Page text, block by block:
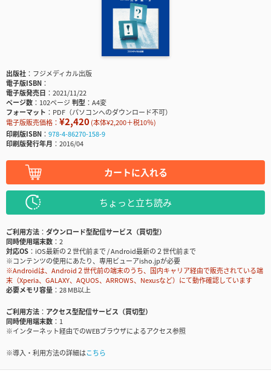
出版社
フジメディカル出版
電子版ISBN
電子版発売日
2021/11/22
ページ数
102ページ判型
A4変
フォーマット
PDF（パソコンへのダウンロード不可）
電子版販売価格： ¥2,420(本体¥2,200＋税10％)
印刷版ISBN
978-4-86270-158-9
印刷版発行年月
2016/04
カートに入れる
ちょっと立ち読み
ご利用方法
ダウンロード型配信サービス（買切型）
同時使用端末数
2
対応OS
iOS最新の２世代前まで / Android最新の２世代前まで
※コンテンツの使用にあたり、専用ビューアisho.jpが必要
※Androidは、Android２世代前の端末のうち、国内キャリア経由で販売されている端
末（Xperia、GALAXY、AQUOS、ARROWS、Nexusなど）にて動作確認しています
必要メモリ容量
28 MB以上
ご利用方法
アクセス型配信サービス（買切型）
同時使用端末数
1
※インターネット経由でのWEBブラウザによるアクセス参照
※導入・利用方法の詳細はこちら